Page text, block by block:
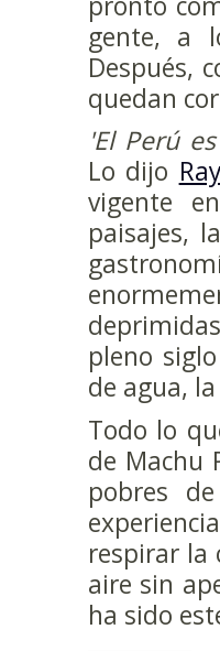
gente, a
Después,
quedan
'El Perú
Lo dijo
vigente
paisajes,
pleno
de agua,
Todo lo
de Machu
pobres
respirar la
aire sin
ha sido